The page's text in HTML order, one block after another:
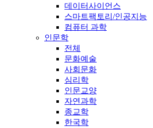
데이터사이언스
스마트팩토리/인공지능
컴퓨터 과학
인문학
전체
문화예술
사회문화
심리학
인문교양
자연과학
종교학
한국학